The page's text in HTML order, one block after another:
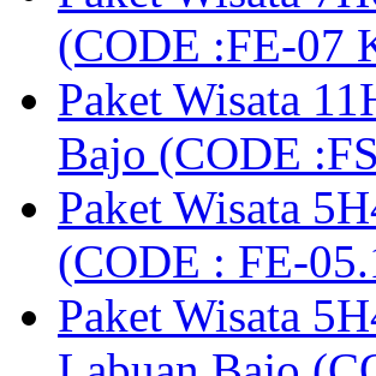
(CODE :FE-07
Paket Wisata
Bajo (CODE
Paket Wisata
(CODE : FE-
Paket Wisata